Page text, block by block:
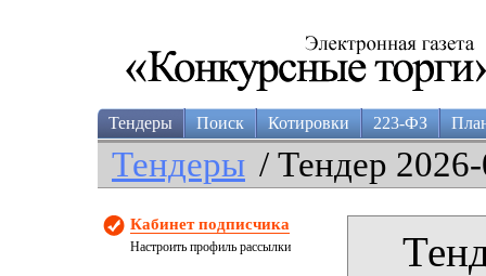
Тендеры Поиск Котировки 223-ФЗ
Тендеры / Тендер
Кабинет подписчика
Настроить профиль рассылки